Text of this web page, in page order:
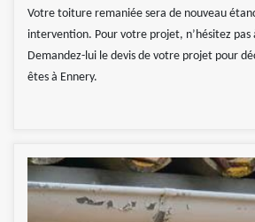
Votre toiture remaniée sera de nouveau
intervention. Pour votre projet, n’hésitez pas
Demandez-lui le devis de votre projet pour
êtes à Ennery.